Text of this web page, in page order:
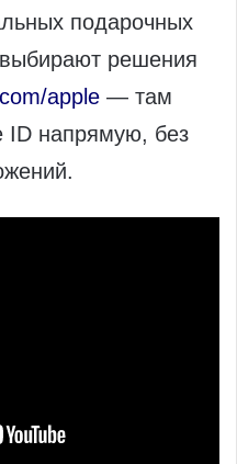
подарочных
решения
apple — там
ID напрямую, без